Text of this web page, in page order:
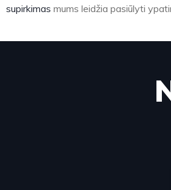
supirkimas mums leidžia pasiūlyti